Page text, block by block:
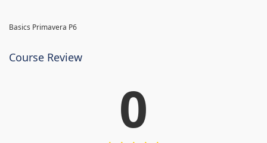
Basics Primavera P6
Course Review
0